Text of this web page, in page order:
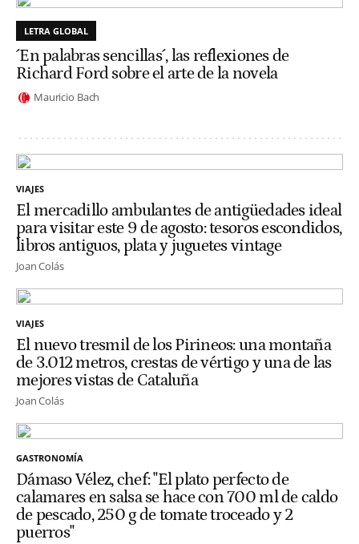
LETRA GLOBAL
´En palabras sencillas´, las reflexiones de
Richard Ford sobre el arte de la novela
Mauricio Bach
VIAJES
El mercadillo ambulantes de antigüedades ideal
para visitar este 9 de agosto: tesoros escondidos,
libros antiguos, plata y juguetes vintage
Joan Colás
VIAJES
El nuevo tresmil de los Pirineos: una montaña
de 3.012 metros, crestas de vértigo y una de las
mejores vistas de Cataluña
Joan Colás
GASTRONOMÍA
Dámaso Vélez, chef: "El plato perfecto de
calamares en salsa se hace con 700 ml de caldo
de pescado, 250 g de tomate troceado y 2
puerros"